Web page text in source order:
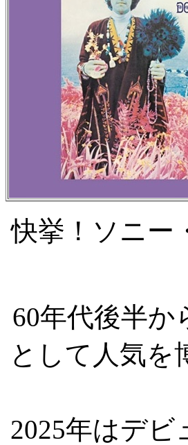
快挙！ソニー
60年代後半か
として人気を
2025年はデビ